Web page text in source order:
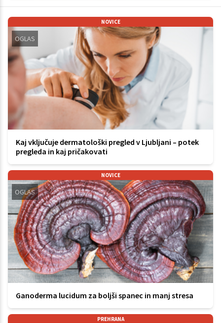
NOVICE
OGLAS
Kaj vključuje dermatološki pregled v Ljubljani – potek
pregleda in kaj pričakovati
NOVICE
OGLAS
Ganoderma lucidum za boljši spanec in manj stresa
PREHRANA